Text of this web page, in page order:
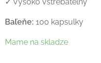
Baľeňe: 100 kapsulky
Mame na skladze